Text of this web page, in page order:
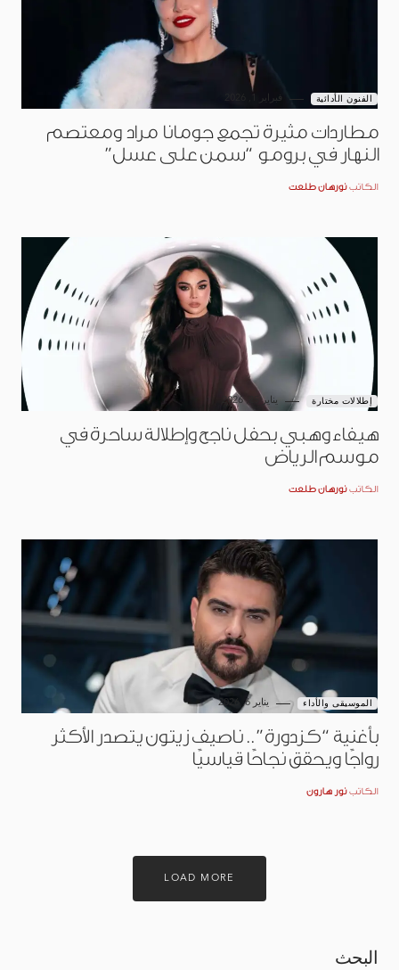
الفنون الأدائية فبراير 1, 2026
مطاردات مثيرة تجمع جومانا مراد ومعتصم
النهار في برومو “سمن على عسل”
الكاتب نورهان طلعت
إطلالات مختارة يناير 25, 2026
هيفاء وهبي بحفل ناجح وإطلالة ساحرة في
موسم الرياض
الكاتب نورهان طلعت
الموسيقى والأداء يناير 6, 2026
بأغنية “كزدورة”.. ناصيف زيتون يتصدر الأكثر
رواجًا ويحقق نجاحًا قياسيًا
الكاتب نور هارون
LOAD MORE
البحث